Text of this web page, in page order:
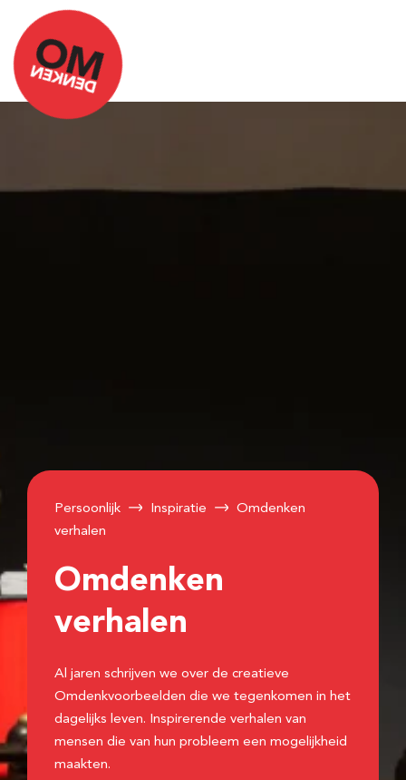
Persoonlijk Inspiratie
Omdenken
verhalen
Omdenken
verhalen
Al jaren schrijven we over de creatieve
Omdenkvoorbeelden die we tegenkomen in het
dagelijks leven. Inspirerende verhalen van
mensen die van hun probleem een mogelijkheid
maakten.